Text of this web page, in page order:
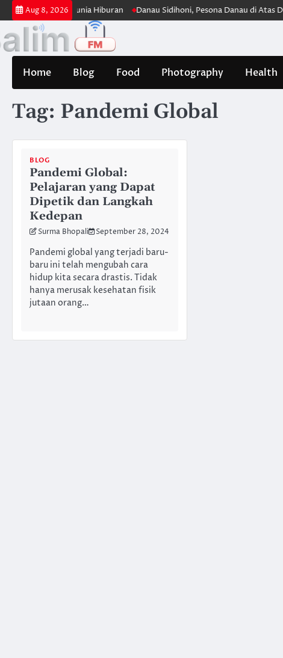
Skip
to
content
Aug 8, 2026
Panjang di Dunia Hiburan Danau Sidihoni, Pesona Danau di Atas
Home Blog Food Photography Health
Tag: Pandemi Global
BLOG
Pandemi Global:
Pelajaran yang Dapat
Dipetik dan Langkah
Kedepan
Surma Bhopali September 28, 2024
Pandemi global yang terjadi baru-
baru ini telah mengubah cara
hidup kita secara drastis. Tidak
hanya merusak kesehatan fisik
jutaan orang…